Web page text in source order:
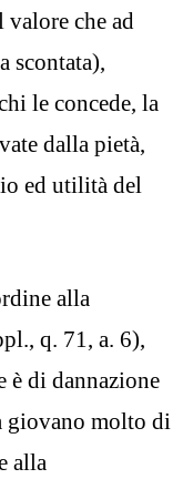
valore che ad
scontata),
le concede, la
dalla pietà,
ed utilità del
alla
q. 71, a. 6),
è di dannazione
giovano molto di
alla